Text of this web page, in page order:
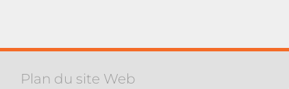
Plan du site Web